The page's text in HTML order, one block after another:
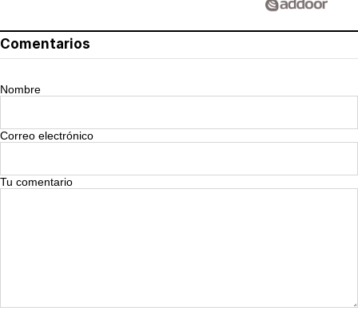
Comentarios
Nombre
Correo electrónico
Tu comentario